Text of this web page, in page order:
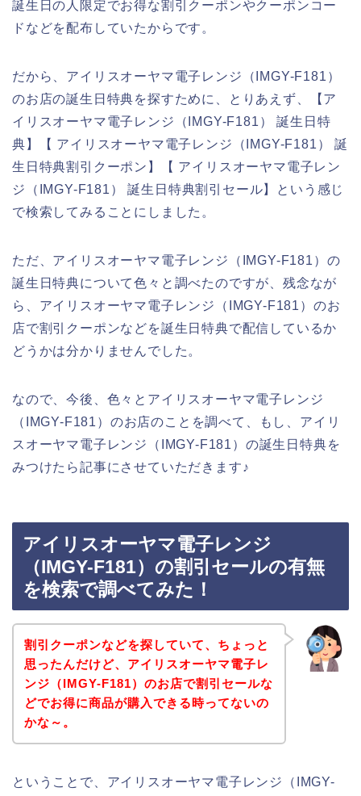
誕生日の人限定でお得な割引クーポンやクーポンコー
ドなどを配布していたからです。
だから、アイリスオーヤマ電子レンジ（IMGY-F181）
のお店の誕生日特典を探すために、とりあえず、【ア
イリスオーヤマ電子レンジ（IMGY-F181） 誕生日特
典】【 アイリスオーヤマ電子レンジ（IMGY-F181） 誕
生日特典割引クーポン】【 アイリスオーヤマ電子レン
ジ（IMGY-F181） 誕生日特典割引セール】という感じ
で検索してみることにしました。
ただ、アイリスオーヤマ電子レンジ（IMGY-F181）の
誕生日特典について色々と調べたのですが、残念なが
ら、アイリスオーヤマ電子レンジ（IMGY-F181）のお
店で割引クーポンなどを誕生日特典で配信しているか
どうかは分かりませんでした。
なので、今後、色々とアイリスオーヤマ電子レンジ
（IMGY-F181）のお店のことを調べて、もし、アイリ
スオーヤマ電子レンジ（IMGY-F181）の誕生日特典を
みつけたら記事にさせていただきます♪
アイリスオーヤマ電子レンジ
（IMGY-F181）の割引セールの有無
を検索で調べてみた！
割引クーポンなどを探していて、ちょっと
思ったんだけど、アイリスオーヤマ電子レ
ンジ（IMGY-F181）のお店で割引セールな
どでお得に商品が購入できる時ってないの
かな～。
ということで、アイリスオーヤマ電子レンジ（IMGY-